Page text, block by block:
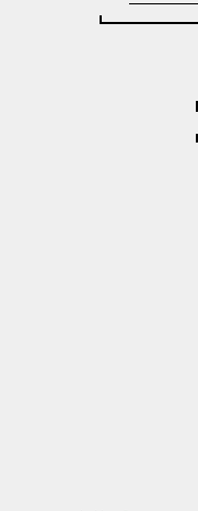
――――迷いは
なぜそうした
く,
く